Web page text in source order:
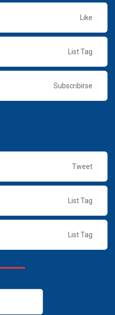
Like
List Tag
Subscribirse
Tweet
List Tag
List Tag